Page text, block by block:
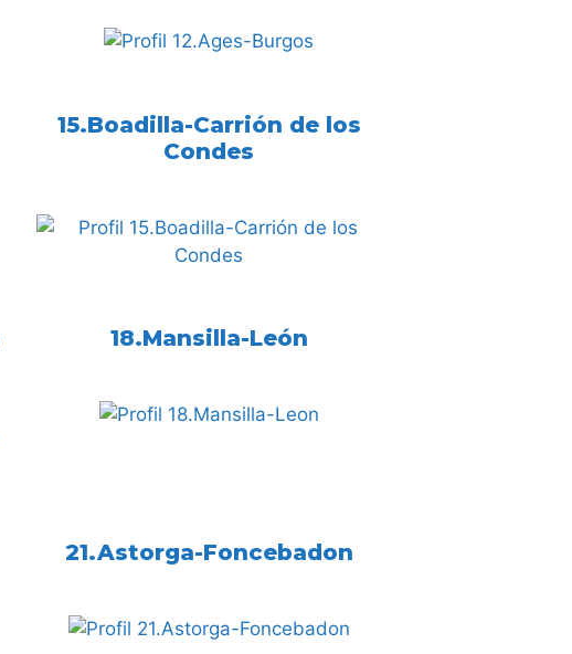
15.Boadilla-Carrión de los
Condes
18.Mansilla-León
21.Astorga-Foncebadon